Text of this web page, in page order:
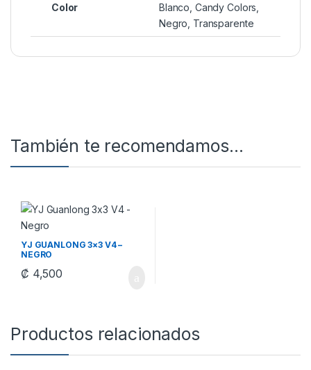
Color Blanco Candy Colors
Negro Transparente
También te recomendamos…
YJ GUANLONG 3×3 V4 –
NEGRO
₡ 4,500
Productos relacionados